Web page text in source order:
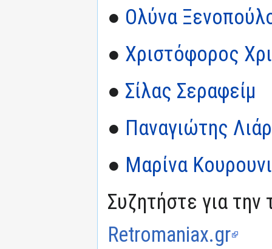
● Ολύνα
● Χριστόφορος
● Σίλας Σεραφείμ
● Παναγιώτης
● Μαρίνα
Συζητήστε για την
Retromaniax.gr